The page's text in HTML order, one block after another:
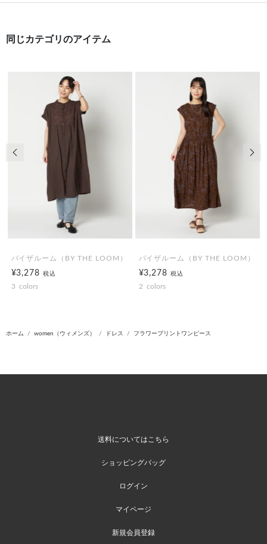
同じカテゴリのアイテム
バイザルーム（BY THE LOOM）
¥3,278税込
3 colors
バイザルーム（BY THE LOOM）
¥3,278税込
2 colors
前の画像
ホーム women（ウィメンズ） ドレス フラワープリントワンピース
送料についてはこちら
ショッピングバッグ
ログイン
マイページ
新規会員登録